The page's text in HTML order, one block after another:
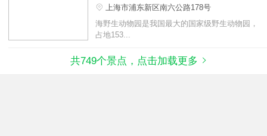
上海市浦东新区南六公路178号
海野生动物园是我国最大的国家级野生动物园，
占地153...
共749个景点，点击加载更多